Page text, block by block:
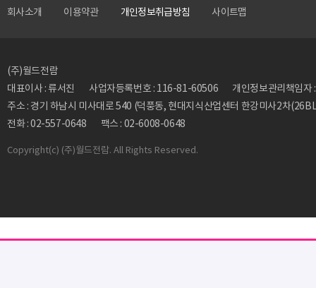
회사소개 이용약관 개인정보취급방침 사이트맵
(주)월드전람
대표이사 : 류서진
사업자등록번호 : 116-81-60506
개인정보관리책임
주소 : 경기 하남시 미사대로 540 (덕풍동, 현대지식산업센터 한강미사2차
전화 : 02-557-0648
팩스 : 02-6008-0648
Copyright(c) (주)월드전람. All Rights Reserved.